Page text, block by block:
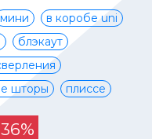
мини
в коробе uni
блэкаут
шторы плиссе